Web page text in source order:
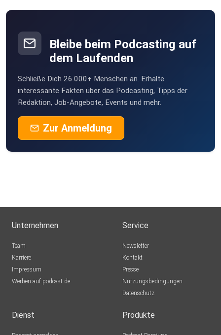
Bleibe beim Podcasting auf
dem Laufenden
Schließe Dich 26.000+ Menschen an. Erhalte
interessante Fakten über das Podcasting, Tipps der
Redaktion, Job-Angebote, Events und mehr.
Zur Anmeldung
Unternehmen
Team
Karriere
Impressum
Werben auf podcast.de
Service
Newsletter
Kontakt
Presse
Nutzungsbedingungen
Datenschutz
Dienst Produkte